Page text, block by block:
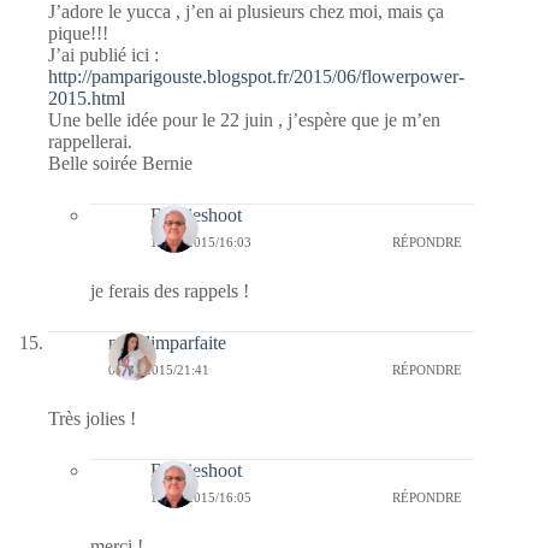
J’adore le yucca , j’en ai plusieurs chez moi, mais ça
pique!!!
J’ai publié ici :
http://pamparigouste.blogspot.fr/2015/06/flowerpower-
2015.html
Une belle idée pour le 22 juin , j’espère que je m’en
rappellerai.
Belle soirée Bernie
Bernieshoot
14/06/2015/16:03 RÉPONDRE
je ferais des rappels !
melolimparfaite
08/06/2015/21:41 RÉPONDRE
Très jolies !
Bernieshoot
14/06/2015/16:05 RÉPONDRE